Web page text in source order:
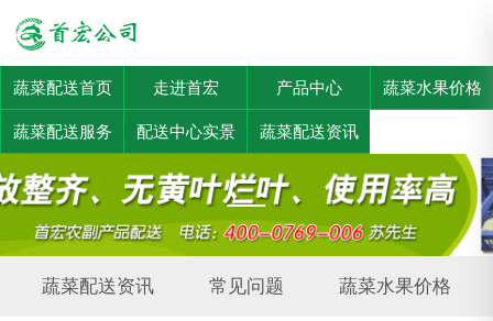
蔬菜配送首页 走进首宏 产品中心 蔬菜水果价格
蔬菜配送服务 配送中心实景 蔬菜配送资讯
蔬菜配送资讯 常见问题 蔬菜水果价格